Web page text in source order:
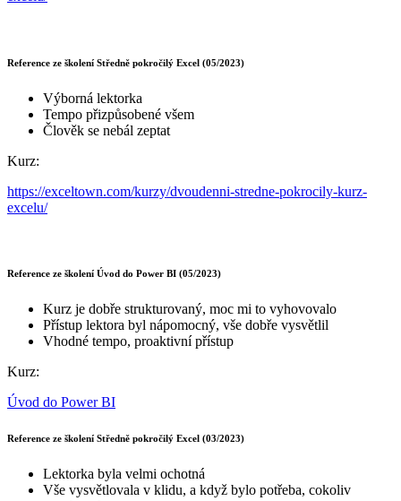
Reference ze školení Středně pokročilý Excel (05/2023)
Výborná lektorka
Tempo přizpůsobené všem
Člověk se nebál zeptat
Kurz:
https://exceltown.com/kurzy/dvoudenni-stredne-pokrocily-kurz-
excelu/
Reference ze školení Úvod do Power BI (05/2023)
Kurz je dobře strukturovaný, moc mi to vyhovovalo
Přístup lektora byl nápomocný, vše dobře vysvětlil
Vhodné tempo, proaktivní přístup
Kurz:
Úvod do Power BI
Reference ze školení Středně pokročilý Excel (03/2023)
Lektorka byla velmi ochotná
Vše vysvětlovala v klidu, a když bylo potřeba, cokoliv